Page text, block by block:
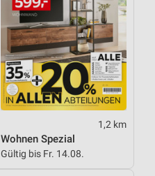
1,2 km
Wohnen Spezial
Gültig bis Fr. 14.08.